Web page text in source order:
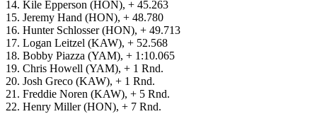
14. Kile Epperson (HON), + 45.263
15. Jeremy Hand (HON), + 48.780
16. Hunter Schlosser (HON), + 49.713
17. Logan Leitzel (KAW), + 52.568
18. Bobby Piazza (YAM), + 1:10.065
19. Chris Howell (YAM), + 1 Rnd.
20. Josh Greco (KAW), + 1 Rnd.
21. Freddie Noren (KAW), + 5 Rnd.
22. Henry Miller (HON), + 7 Rnd.